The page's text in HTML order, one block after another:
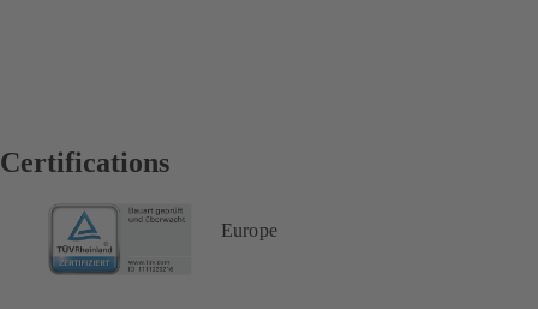
Certifications
Europe